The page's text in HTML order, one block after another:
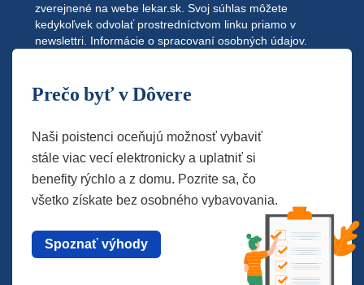
zverejnené na webe lekar.sk . Svoj súhlas môžete
kedykoľvek odvolať prostredníctvom linku priamo v
newslettri. Informácie o spracovaní osobných údajov.
Prečo byť v Dôvere
Naši poistenci oceňujú možnosť vybaviť
stále viac vecí elektronicky a uplatniť si
benefity rýchlo a z domu. Pozrite sa, čo
všetko získate bez osobného vybavovania.
Spoznať výhody